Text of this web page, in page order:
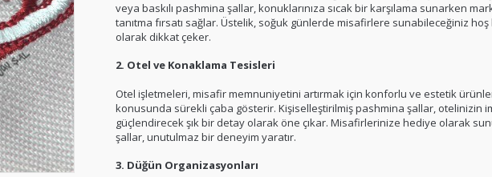
veya baskılı pashmina şallar, konuklarınıza sıcak bir karşılama sunarken
tanıtma fırsatı sağlar. Üstelik, soğuk günlerde misafirlere sunabileceğiniz
olarak dikkat çeker.
2. Otel ve Konaklama Tesisleri
Otel işletmeleri, misafir memnuniyetini artırmak için konforlu ve estetik
konusunda sürekli çaba gösterir. Kişiselleştirilmiş pashmina şallar, otelinizin
güçlendirecek şık bir detay olarak öne çıkar. Misafirlerinize hediye olarak
şallar, unutulmaz bir deneyim yaratır.
3. Düğün Organizasyonları